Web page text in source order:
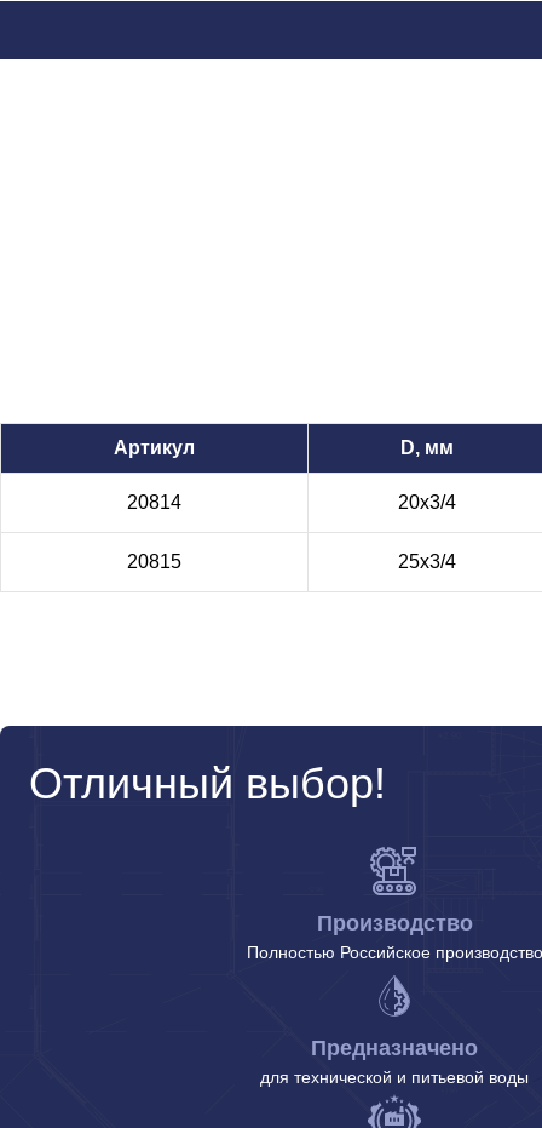
Артикул D, мм
20814 20х3/4
20815 25х3/4
Отличный выбор!
Производство
Полностью Российское производство
Предназначено
для технической и питьевой воды